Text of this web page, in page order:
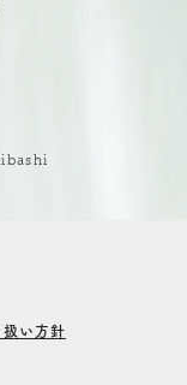
い方針